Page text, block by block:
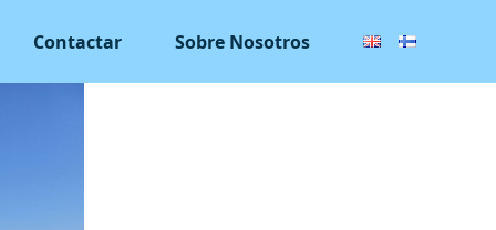
Contactar Sobre Nosotros